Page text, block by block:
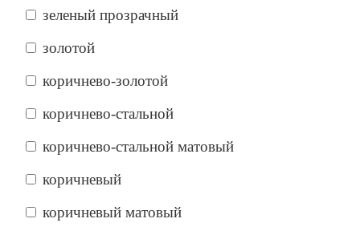
зеленый прозрачный
золотой
коричнево-золотой
коричнево-стальной
коричнево-стальной матовый
коричневый
коричневый матовый